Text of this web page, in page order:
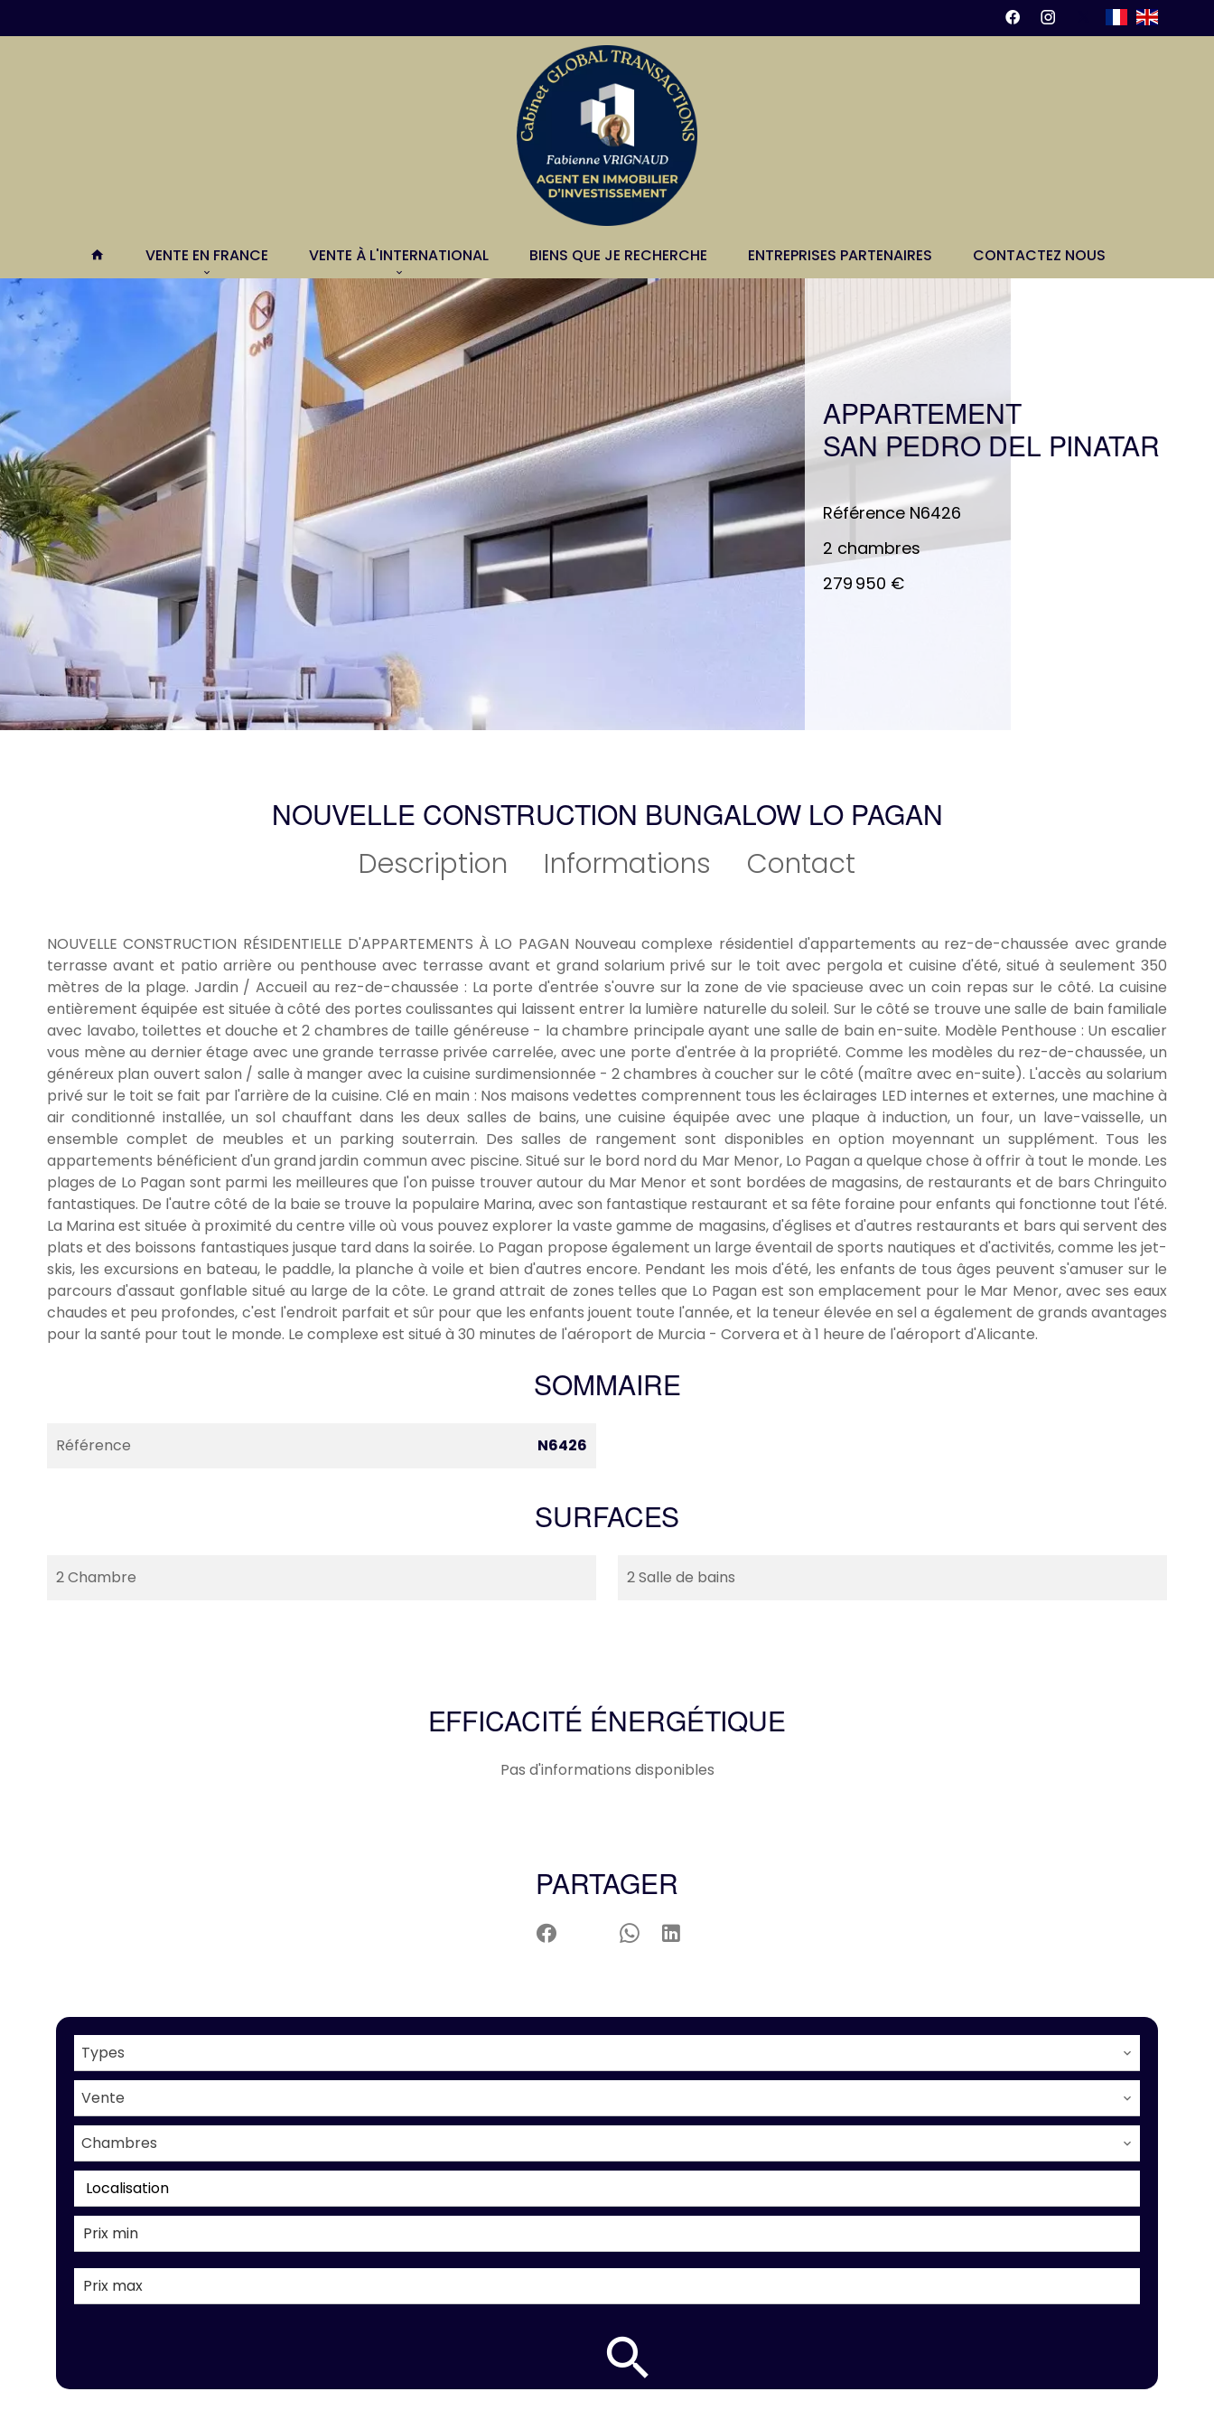
VENTE EN FRANCE VENTE À L'INTERNATIONAL BIENS QUE JE RECHERCHE ENTREPRISES PARTENAIRES CONTACTEZ NOUS
APPARTEMENT
SAN PEDRO DEL PINATAR
RéférenceN6426
2 chambres
279 950 €
NOUVELLE CONSTRUCTION BUNGALOW LO PAGAN
Description Informations Contact
NOUVELLE CONSTRUCTION RÉSIDENTIELLE D'APPARTEMENTS À LO PAGAN Nouveau complexe résidentiel d'appartements au rez-de-chaussée avec grande
terrasse avant et patio arrière ou penthouse avec terrasse avant et grand solarium privé sur le toit avec pergola et cuisine d'été, situé à seulement 350
mètres de la plage. Jardin / Accueil au rez-de-chaussée : La porte d'entrée s'ouvre sur la zone de vie spacieuse avec un coin repas sur le côté. La cuisine
entièrement équipée est située à côté des portes coulissantes qui laissent entrer la lumière naturelle du soleil. Sur le côté se trouve une salle de bain familiale
avec lavabo, toilettes et douche et 2 chambres de taille généreuse - la chambre principale ayant une salle de bain en-suite. Modèle Penthouse : Un escalier
vous mène au dernier étage avec une grande terrasse privée carrelée, avec une porte d'entrée à la propriété. Comme les modèles du rez-de-chaussée, un
généreux plan ouvert salon / salle à manger avec la cuisine surdimensionnée - 2 chambres à coucher sur le côté (maître avec en-suite). L'accès au solarium
privé sur le toit se fait par l'arrière de la cuisine. Clé en main : Nos maisons vedettes comprennent tous les éclairages LED internes et externes, une machine à
air conditionné installée, un sol chauffant dans les deux salles de bains, une cuisine équipée avec une plaque à induction, un four, un lave-vaisselle, un
ensemble complet de meubles et un parking souterrain. Des salles de rangement sont disponibles en option moyennant un supplément. Tous les
appartements bénéficient d'un grand jardin commun avec piscine. Situé sur le bord nord du Mar Menor, Lo Pagan a quelque chose à offrir à tout le monde. Les
plages de Lo Pagan sont parmi les meilleures que l'on puisse trouver autour du Mar Menor et sont bordées de magasins, de restaurants et de bars Chringuito
fantastiques. De l'autre côté de la baie se trouve la populaire Marina, avec son fantastique restaurant et sa fête foraine pour enfants qui fonctionne tout l'été.
La Marina est située à proximité du centre ville où vous pouvez explorer la vaste gamme de magasins, d'églises et d'autres restaurants et bars qui servent des
plats et des boissons fantastiques jusque tard dans la soirée. Lo Pagan propose également un large éventail de sports nautiques et d'activités, comme les jet-
skis, les excursions en bateau, le paddle, la planche à voile et bien d'autres encore. Pendant les mois d'été, les enfants de tous âges peuvent s'amuser sur le
parcours d'assaut gonflable situé au large de la côte. Le grand attrait de zones telles que Lo Pagan est son emplacement pour le Mar Menor, avec ses eaux
chaudes et peu profondes, c'est l'endroit parfait et sûr pour que les enfants jouent toute l'année, et la teneur élevée en sel a également de grands avantages
pour la santé pour tout le monde. Le complexe est situé à 30 minutes de l'aéroport de Murcia - Corvera et à 1 heure de l'aéroport d'Alicante.
SOMMAIRE
Référence N6426
SURFACES
2 Chambre 2 Salle de bains
EFFICACITÉ ÉNERGÉTIQUE
Pas d'informations disponibles
PARTAGER
Types
Vente
Chambres
Localisation